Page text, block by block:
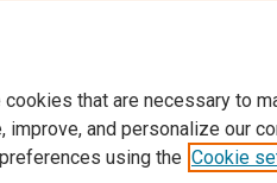
Tout le contenu de ce site:
de données, a la formation en IA
cookies that are necessary to
improve, and personalize our
using the Cookie